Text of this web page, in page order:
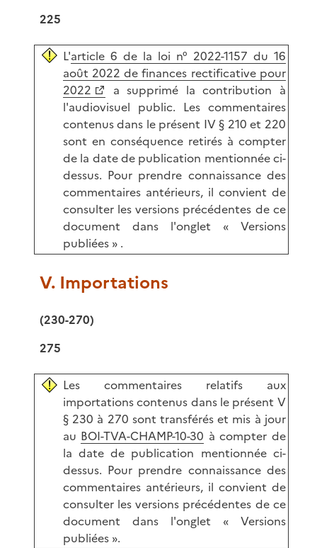
225
L'article 6 de la loi n° 2022-1157 du 16
août 2022 de finances rectificative pour
2022
a supprimé la contribution à
l'audiovisuel public. Les commentaires
contenus dans le présent IV § 210 et 220
sont en conséquence retirés à compter
de la date de publication mentionnée ci-
dessus. Pour prendre connaissance des
commentaires antérieurs, il convient de
consulter les versions précédentes de ce
document dans l'onglet « Versions
publiées » .
V. Importations
(230-270)
275
Les commentaires relatifs aux
importations contenus dans le présent V
§ 230 à 270 sont transférés et mis à jour
au BOI-TVA-CHAMP-10-30 à compter de
la date de publication mentionnée ci-
dessus. Pour prendre connaissance des
commentaires antérieurs, il convient de
consulter les versions précédentes de ce
document dans l'onglet « Versions
publiées ».